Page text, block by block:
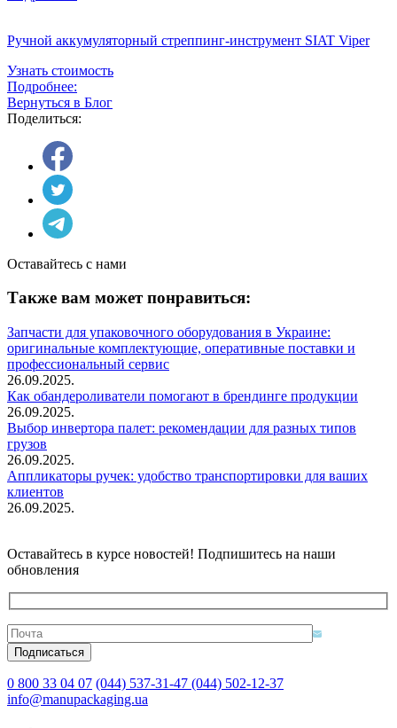
Ручной аккумуляторный стреппинг-инструмент SIAT Viper
Узнать стоимость
Подробнее:
Вернуться в Блог
Поделиться:
Оставайтесь с нами
Также вам может понравиться:
Запчасти для упаковочного оборудования в Украине:
оригинальные комплектующие, оперативные поставки и
профессиональный сервис
26.09.2025.
Как обандероливатели помогают в брендинге продукции
26.09.2025.
Выбор инвертора палет: рекомендации для разных типов
грузов
26.09.2025.
Аппликаторы ручек: удобство транспортировки для ваших
клиентов
26.09.2025.
Оставайтесь в курсе новостей! Подпишитесь на наши
обновления
0 800 33 04 07 (044) 537-31-47 (044) 502-12-37
info@manupackaging.ua